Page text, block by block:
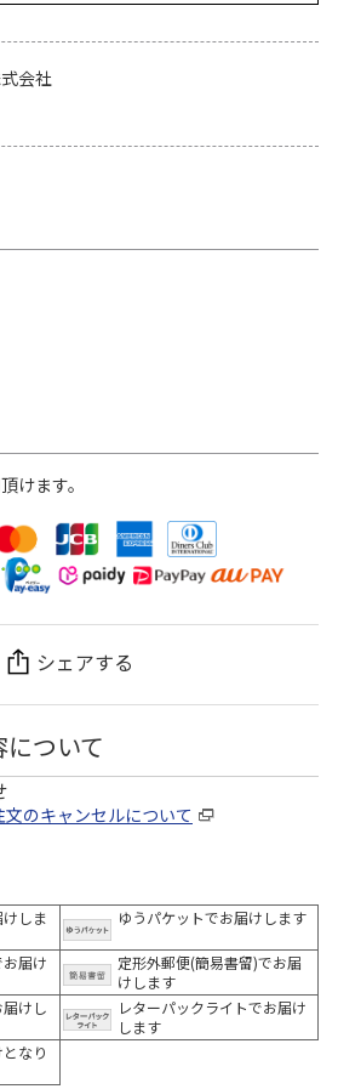
会社
けます。
シェアする
ついて
文のキャンセルについて
しま
ゆうパケットでお届けします
届け
定形外郵便(簡易書留)でお届
けします
けし
レターパックライトでお届け
します
なり